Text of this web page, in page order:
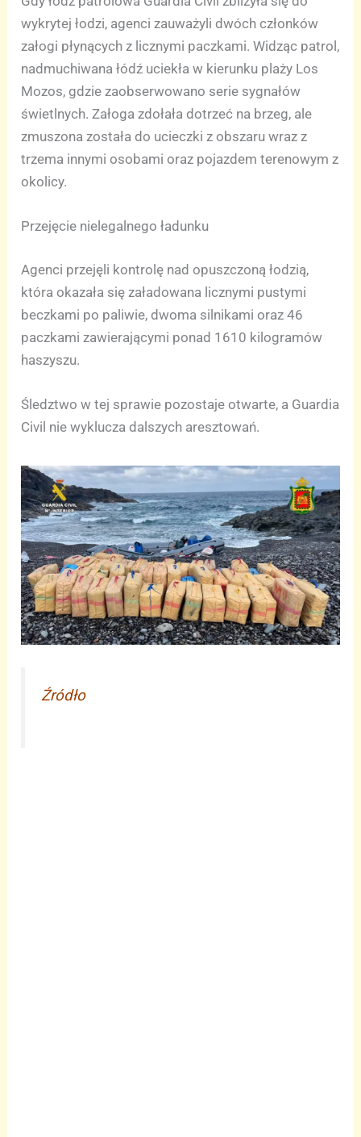
wykrytej łodzi, agenci zauważyli dwóch członków
załogi płynących z licznymi paczkami. Widząc patrol,
nadmuchiwana łódź uciekła w kierunku plaży Los
Mozos, gdzie zaobserwowano serie sygnałów
świetlnych. Załoga zdołała dotrzeć na brzeg, ale
zmuszona została do ucieczki z obszaru wraz z
trzema innymi osobami oraz pojazdem terenowym z
okolicy.
Przejęcie nielegalnego ładunku
Agenci przejęli kontrolę nad opuszczoną łodzią,
która okazała się załadowana licznymi pustymi
beczkami po paliwie, dwoma silnikami oraz 46
paczkami zawierającymi ponad 1610 kilogramów
haszyszu.
Śledztwo w tej sprawie pozostaje otwarte, a Guardia
Civil nie wyklucza dalszych aresztowań.
Źródło